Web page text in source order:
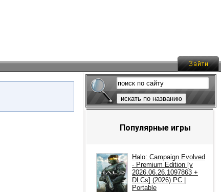
искать по названию
Популярные игры
Halo: Campaign Evolved
- Premium Edition [v
2026.06.26.1097863 +
DLCs] (2026) PC |
Portable